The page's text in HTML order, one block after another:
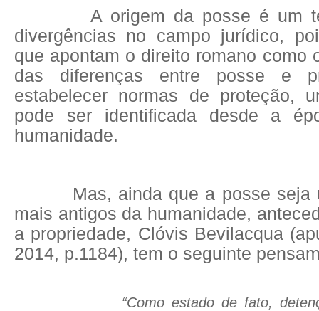
A origem da posse é um
divergências no campo jurídico,
que apontam o direito romano como
das diferenças entre posse e
estabelecer normas de proteção,
pode ser identificada desde a
humanidade.
Mas, ainda que a posse seja
mais antigos da humanidade,
a propriedade, Clóvis Bevilacqua
2014, p.1184), tem o seguinte
“Como estado de fato,